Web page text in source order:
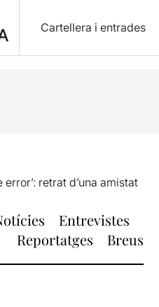
Cartellera i entrades
error’: retrat d’una amistat
Entrevistes
Reportatges
Breus